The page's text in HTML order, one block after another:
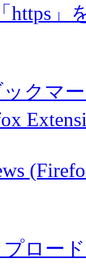
https」
クマ
ロー